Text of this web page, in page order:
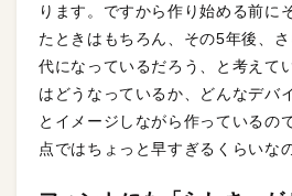
ります。ですから作り始める前に
たときはもちろん、その5年後、
代になっているだろう、と考えて
はどうなっているか、どんなデバ
とイメージしながら作っているの
点ではちょっと早すぎるくらいな